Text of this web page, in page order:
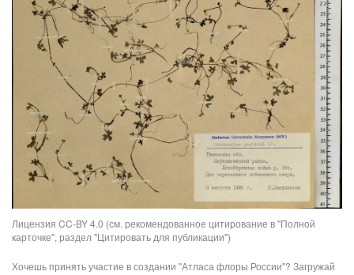
Лицензия CC-BY 4.0 (см. рекомендованное цитирование в "Полной
карточке", раздел "Цитировать для публикации")
Хочешь принять участие в создании "Атласа флоры России"? Загружай